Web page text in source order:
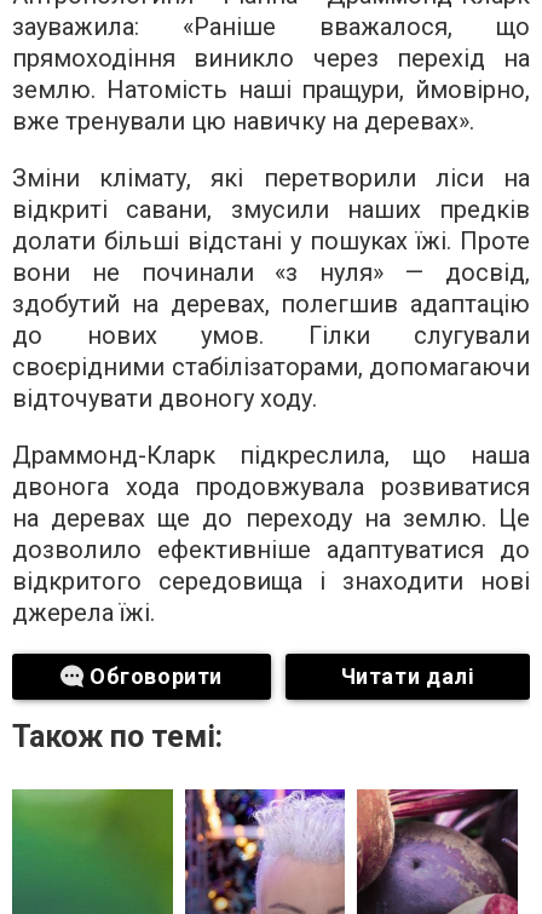
зауважила: «Раніше вважалося, що
прямоходіння виникло через перехід на
землю. Натомість наші пращури, ймовірно,
вже тренували цю навичку на деревах».
Зміни клімату, які перетворили ліси на
відкриті савани, змусили наших предків
долати більші відстані у пошуках їжі. Проте
вони не починали «з нуля» — досвід,
здобутий на деревах, полегшив адаптацію
до нових умов. Гілки слугували
своєрідними стабілізаторами, допомагаючи
відточувати двоногу ходу.
Драммонд-Кларк підкреслила, що наша
двонога хода продовжувала розвиватися
на деревах ще до переходу на землю. Це
дозволило ефективніше адаптуватися до
відкритого середовища і знаходити нові
джерела їжі.
Обговорити Читати далі
Також по темі: